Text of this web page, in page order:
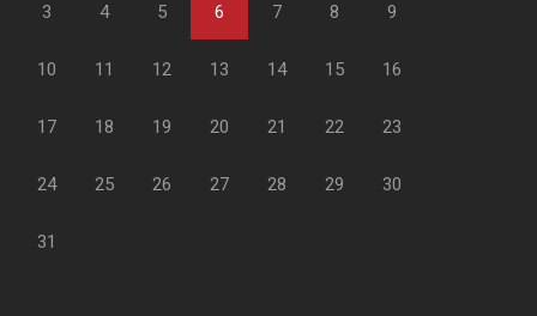
3 4 5 6 7 8 9
10 11 12 13 14 15 16
17 18 19 20 21 22 23
24 25 26 27 28 29 30
31